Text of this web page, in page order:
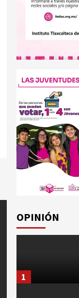
OPINIÓN
1